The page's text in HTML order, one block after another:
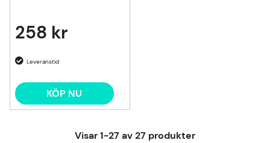
258 kr
KÖP NU
Visar1-27 av27 produkter